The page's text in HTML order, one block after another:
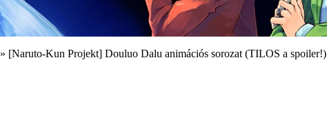
» [Naruto-Kun Projekt] Douluo Dalu animációs sorozat (TILOS a spoiler!)